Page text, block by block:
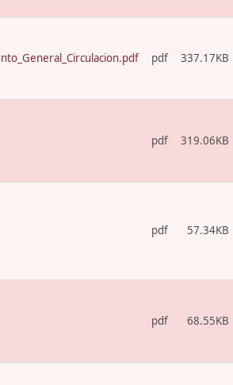
pdf 337.17KB
pdf 319.06KB
pdf 57.34KB
pdf 68.55KB